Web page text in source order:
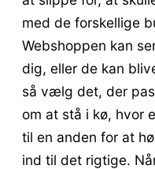
med de forskellige
Webshoppen kan
dig, eller de kan
så vælg det, der
om at stå i kø, hvor
til en anden for at
ind til det rigtige.